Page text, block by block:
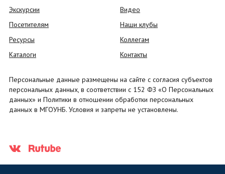
Экскурсии
Посетителям
Ресурсы
Каталоги
Видео
Наши клубы
Коллегам
Контакты
Персональные данные размещены на сайте с согласия субъектов
персональных данных, в соответствии с 152 ФЗ «О Персональных
данных» и Политики в отношении обработки персональных
данных в МГОУНБ. Условия и запреты не установлены.